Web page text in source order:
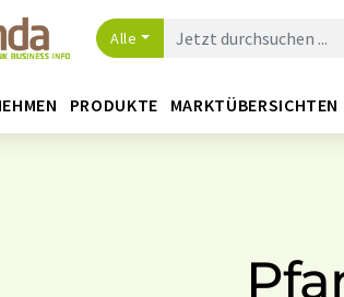
Alle
PRODUKTE MARKTÜBERSICHTEN